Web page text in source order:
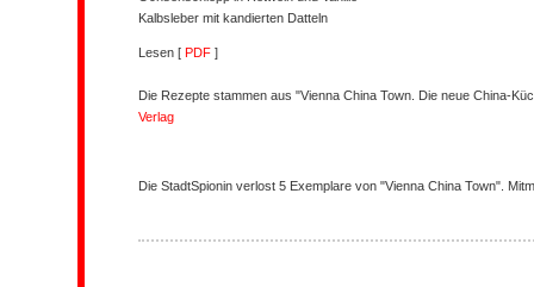
Kalbsleber mit kandierten Datteln
Lesen [ PDF ]
Die Rezepte stammen aus "Vienna China Town. Die neue China-
Verlag
Die StadtSpionin verlost 5 Exemplare von "Vienna China Town".